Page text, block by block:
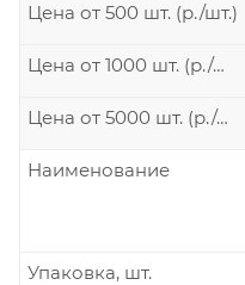
Цена от 500 шт. (р./шт.)
Цена от 1000 шт. (р./шт.)
Цена от 5000 шт. (р./шт.)
Наименование
Упаковка, шт.